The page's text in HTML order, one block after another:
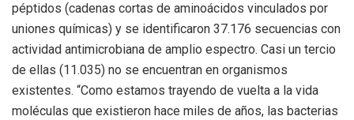
péptidos (cadenas cortas de aminoácidos vinculados por
uniones químicas) y se identificaron 37.176 secuencias con
actividad antimicrobiana de amplio espectro. Casi un tercio
de ellas (11.035) no se encuentran en organismos
existentes. “Como estamos trayendo de vuelta a la vida
moléculas que existieron hace miles de años, las bacterias